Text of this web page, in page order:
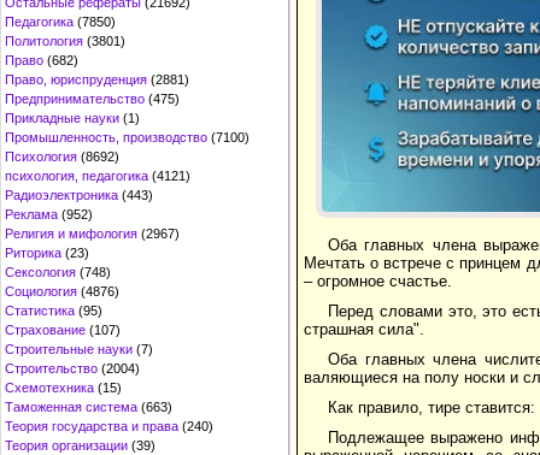
Педагогика (7850)
Политология (3801)
Право (682)
Право, юриспруденция (2881)
Предпринимательство (475)
Прикладные науки (1)
Промышленность, производство (7100)
Психология (8692)
психология, педагогика (4121)
Радиоэлектроника (443)
Реклама (952)
Религия и мифология (2967)
Риторика (23)
Сексология (748)
Социология (4876)
Статистика (95)
Страхование (107)
Строительные науки (7)
Строительство (2004)
Схемотехника (15)
Таможенная система (663)
Теория государства и права (240)
Теория организации (39)
Оба главных члена
Мечтать о встрече с принцем
– огромное счастье.
Перед словами это, это
страшная сила".
Оба главных члена
валяющиеся на полу носки и
Как правило, тире ставится:
Подлежащее выражено